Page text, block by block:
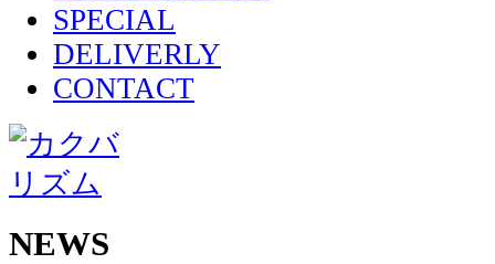
SPECIAL
DELIVERLY
CONTACT
NEWS